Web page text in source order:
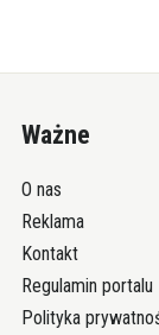
Ważne
O nas
Reklama
Kontakt
Regulamin portalu
Polityka